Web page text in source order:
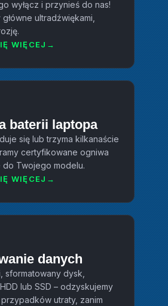
wyłącz i przynieś do nas!
ultradźwiękami,
WIĘCEJ
baterii laptopa
się lub trzyma kilkanaście
certyfikowane ogniwa
Twojego modelu.
WIĘCEJ
danych
sformatowany dysk,
lub SSD – odzyskujemy
utraty, zanim